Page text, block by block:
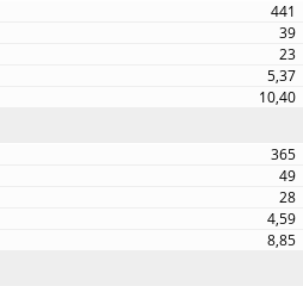
441
39
23
5,37
10,40
365
49
28
4,59
8,85